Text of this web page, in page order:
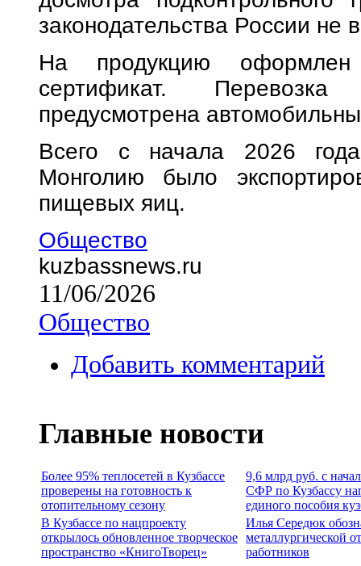
законодательства России не
На продукцию оформлен
сертификат.
предусмотрена
Всего с начала 2026
Монголию было
пищевых яиц.
Общество
kuzbassnews.ru
11/06/2026
Общество
Добавить комментарий
Главные новости
Более 95% теплосетей в Кузбассе
проверены на готовность к
отопительному сезону
9,6 млрд руб. с
СФР по Кузбассу
единого пособия
В Кузбассе по нацпроекту
открылось обновленное творческое
пространство «КнигоТворец»
Илья Середюк
металлургической
работников